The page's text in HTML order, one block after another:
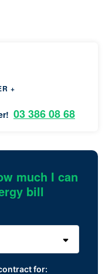
+
03 386 08 68
much I can
bill
for: